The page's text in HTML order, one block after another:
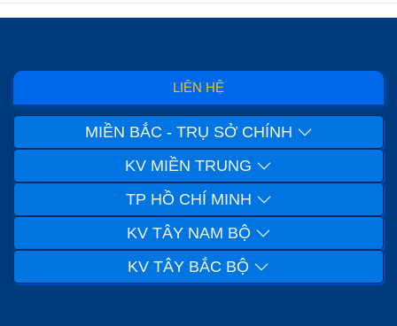
LIÊN HỆ
MIỀN BẮC - TRỤ SỞ CHÍNH
KV MIỀN TRUNG
TP HỒ CHÍ MINH
KV TÂY NAM BỘ
KV TÂY BẮC BỘ